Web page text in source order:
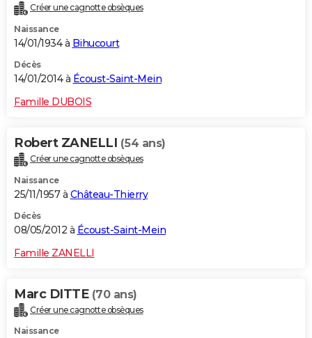
Créer une cagnotte obsèques
Naissance
14/01/1934 à Bihucourt
Décès
14/01/2014 à Écoust-Saint-Mein
Famille DUBOIS
Robert ZANELLI (54 ans)
Créer une cagnotte obsèques
Naissance
25/11/1957 à Château-Thierry
Décès
08/05/2012 à Écoust-Saint-Mein
Famille ZANELLI
Marc DITTE (70 ans)
Créer une cagnotte obsèques
Naissance